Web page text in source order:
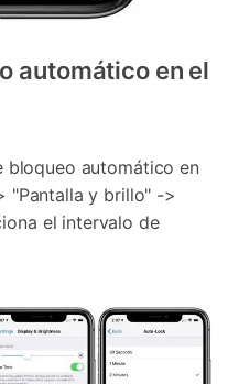
automático en el
bloqueo automático en
"Pantalla y brillo" ->
el intervalo de